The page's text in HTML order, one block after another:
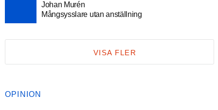
Johan Murén
Mångsysslare utan anställning
VISA FLER
OPINION